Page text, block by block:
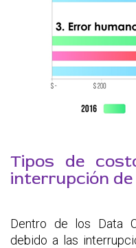
Tipos de
interrupción
Dentro de los Data
debido a las